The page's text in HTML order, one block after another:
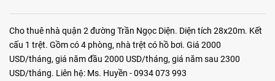
Cho thuê nhà quận 2 đường Trần Ngọc Diện. Diện tích 28x20m. Kết
cấu 1 trệt. Gồm có 4 phòng, nhà trệt có hồ bơi. Giá 2000
USD/tháng, giá năm đầu 2000 USD/tháng, giá năm sau 2300
USD/tháng. Liên hệ: Ms. Huyền - 0934 073 993